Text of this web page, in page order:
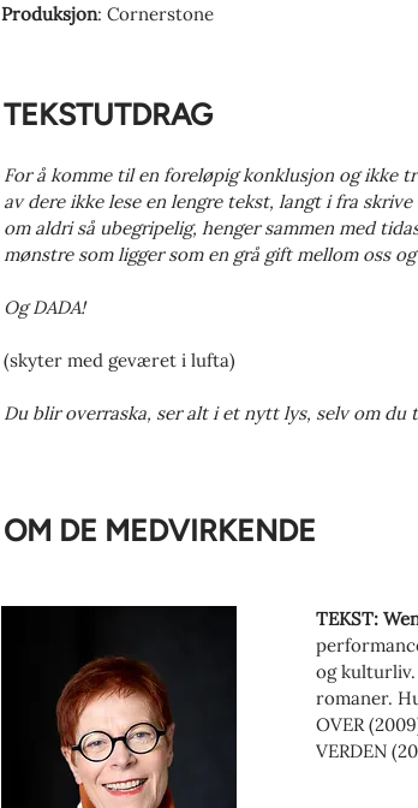
Produksjon: Cornerstone
TEKSTUTDRAG
For å komme til en foreløpig konklusjon og ikke
av dere ikke lese en lengre tekst, langt i fra
om aldri så ubegripelig, henger sammen med
mønstre som ligger som en grå gift mellom oss
Og DADA!
(skyter med geværet i lufta)
Du blir overraska, ser alt i et nytt lys, selv om
OM DE MEDVIRKENDE
TEKST:
og
romaner.
OVER
VERDEN